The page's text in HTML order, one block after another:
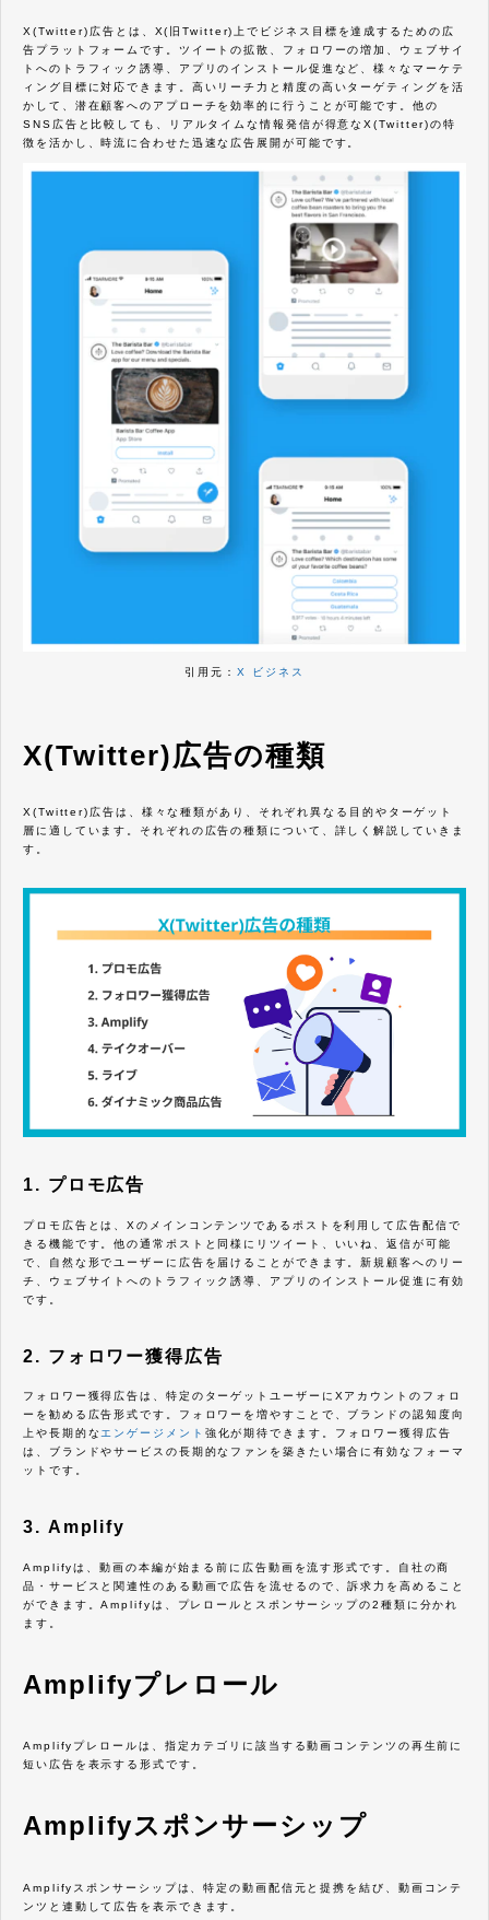
X(Twitter)広告とは、X(旧Twitter)上でビジネス目標を達成するための広
告プラットフォームです。ツイートの拡散、フォロワーの増加、ウェブサイ
トへのトラフィック誘導、アプリのインストール促進など、様々なマーケテ
ィング目標に対応できます。高いリーチ力と精度の高いターゲティングを活
かして、潜在顧客へのアプローチを効率的に行うことが可能です。他の
SNS広告と比較しても、リアルタイムな情報発信が得意なX(Twitter)の特
徴を活かし、時流に合わせた迅速な広告展開が可能です。
引用元：X ビジネス
X(Twitter)広告の種類
X(Twitter)広告は、様々な種類があり、それぞれ異なる目的やターゲット
層に適しています。それぞれの広告の種類について、詳しく解説していきま
す。
1. プロモ広告
プロモ広告とは、Xのメインコンテンツであるポストを利用して広告配信で
きる機能です。他の通常ポストと同様にリツイート、いいね、返信が可能
で、自然な形でユーザーに広告を届けることができます。新規顧客へのリー
チ、ウェブサイトへのトラフィック誘導、アプリのインストール促進に有効
です。
2. フォロワー獲得広告
フォロワー獲得広告は、特定のターゲットユーザーにXアカウントのフォロ
ーを勧める広告形式です。フォロワーを増やすことで、ブランドの認知度向
上や長期的な エンゲージメント 強化が期待できます。フォロワー獲得広告
は、ブランドやサービスの長期的なファンを築きたい場合に有効なフォーマ
ットです。
3. Amplify
Amplifyは、動画の本編が始まる前に広告動画を流す形式です。自社の商
品・サービスと関連性のある動画で広告を流せるので、訴求力を高めること
ができます。Amplifyは、プレロールとスポンサーシップの2種類に分かれ
ます。
Amplifyプレロール
Amplifyプレロールは、指定カテゴリに該当する動画コンテンツの再生前に
短い広告を表示する形式です。
Amplifyスポンサーシップ
Amplifyスポンサーシップは、特定の動画配信元と提携を結び、動画コンテ
ンツと連動して広告を表示できます。